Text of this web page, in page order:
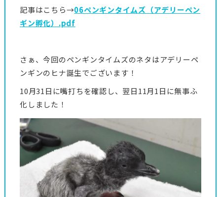
記事はこちら→06ペンギンタイムズ（アデリーペン
ギン孵化）.pdf
さぁ、今回のペンギンタイムズのネタはアデリーペ
ンギンのヒナ誕生でございます！
10月31日に嘴打ちを確認し、翌日11月1日に無事ふ
化しました！